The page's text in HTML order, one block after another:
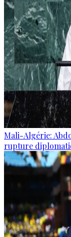
Mali-Algérie:
rupture